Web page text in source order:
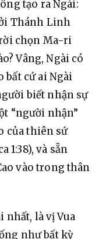
tạo ra Ngài:
Thánh Linh
chọn Ma-ri
Vâng, Ngài có
bất cứ ai Ngài
biết nhận sự
“người nhận”
của thiên sứ
1:38), và sẵn
vào trong thân
nhất, là vị Vua
như bất kỳ